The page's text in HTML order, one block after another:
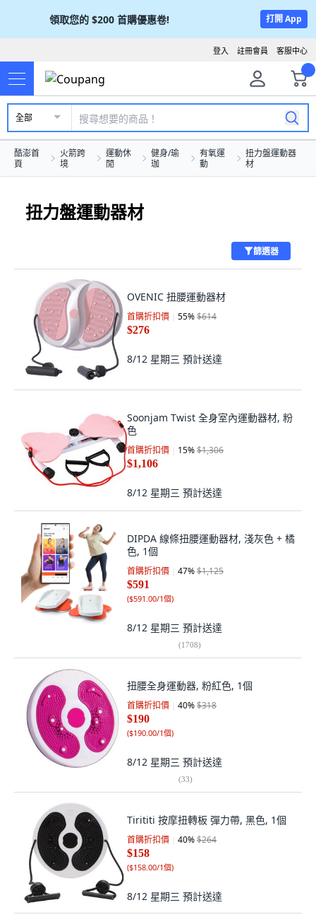
領取您的 $200 首購優惠卷! 打開 App
客服中心
註冊會員
登入
全部
酷澎首
頁
火箭跨
境
運動休
閒
健身/瑜
珈
有氧運
動
扭力盤運動器
材
扭力盤運動器材
篩選器
OVENIC 扭腰運動器材
首購折扣價 55%$614
$276
8/12 星期三 預計送達
Soonjam Twist 全身室內運動器材, 粉
色
首購折扣價 15%$1,306
$1,106
8/12 星期三 預計送達
DIPDA 線條扭腰運動器材, 淺灰色 + 橘
色, 1個
首購折扣價 47%$1,125
$591
($591.00/1個)
8/12 星期三 預計送達
(1708)
扭腰全身運動器, 粉紅色, 1個
首購折扣價 40%$318
$190
($190.00/1個)
8/12 星期三 預計送達
(33)
Tirititi 按摩扭轉板 彈力帶, 黑色, 1個
首購折扣價 40%$264
$158
($158.00/1個)
8/12 星期三 預計送達